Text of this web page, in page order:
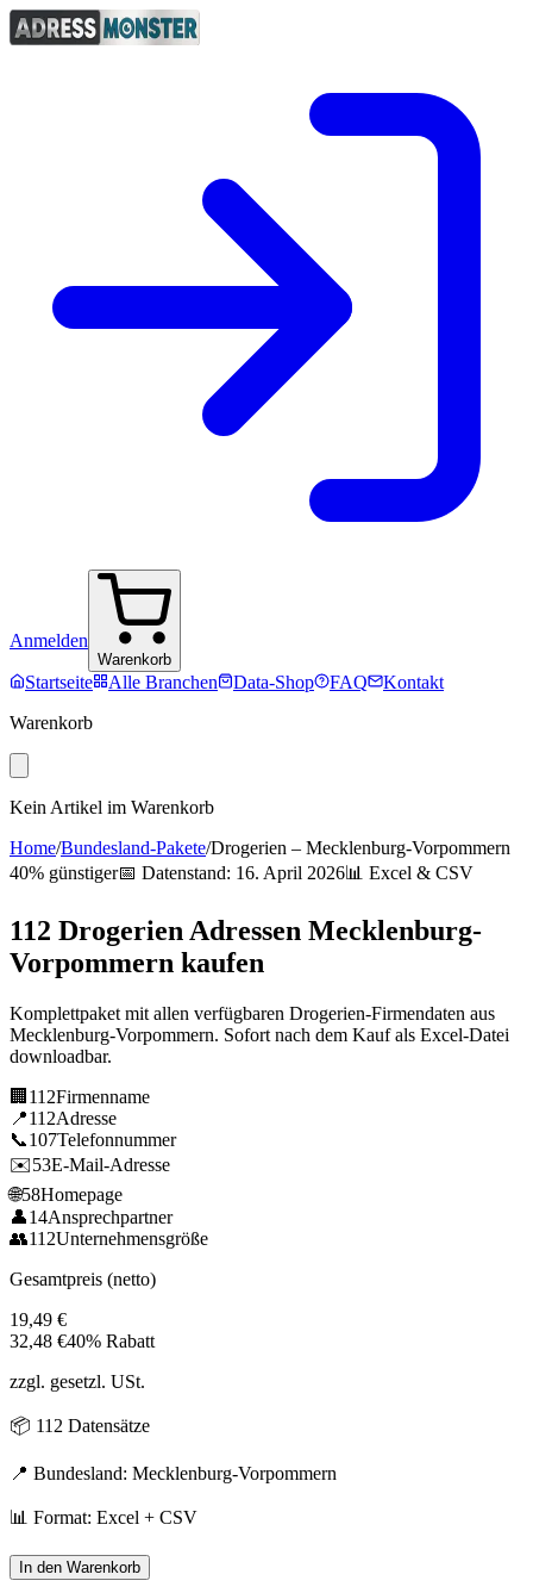
Anmelden
Warenkorb
Startseite Alle Branchen Data-Shop FAQ
Kontakt
Warenkorb
Kein Artikel im Warenkorb
Home/Bundesland-Pakete/Drogerien – Mecklenburg-Vorpommern
40% günstiger📅 Datenstand: 16. April 2026📊 Excel & CSV
112 Drogerien Adressen Mecklenburg-
Vorpommern kaufen
Komplettpaket mit allen verfügbaren Drogerien-Firmendaten aus
Mecklenburg-Vorpommern. Sofort nach dem Kauf als Excel-Datei
downloadbar.
🏢 112Firmenname
📍112Adresse
📞107Telefonnummer
✉️53E-Mail-Adresse
🌐58Homepage
👤14Ansprechpartner
👥112Unternehmensgröße
Gesamtpreis (netto)
19,49 €
32,48 €40% Rabatt
zzgl. gesetzl. USt.
📦 112 Datensätze
📍 Bundesland: Mecklenburg-Vorpommern
📊 Format: Excel + CSV
In den Warenkorb